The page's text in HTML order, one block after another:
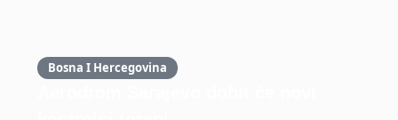
Bosna I Hercegovina